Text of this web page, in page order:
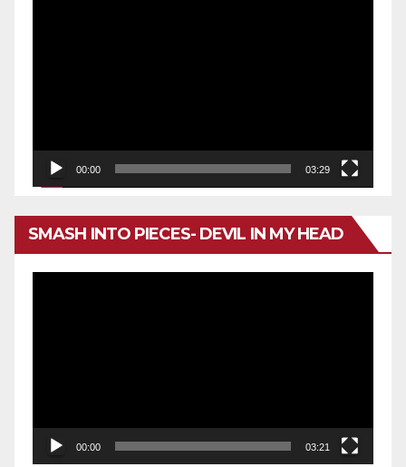
00:00 03:29
SMASH INTO PIECES- DEVIL IN MY HEAD
00:00 03:21